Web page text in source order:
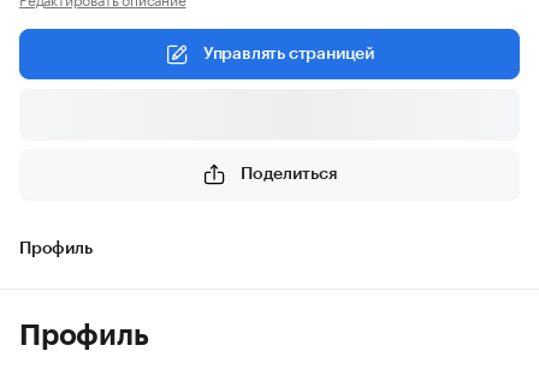
Управлять страницей
Поделиться
Профиль
Профиль